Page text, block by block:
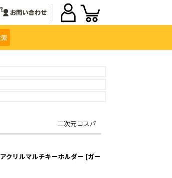
二次元コスパ
クリルマルチキーホルダー [ガー